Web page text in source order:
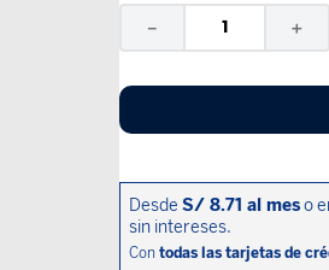
＋
－